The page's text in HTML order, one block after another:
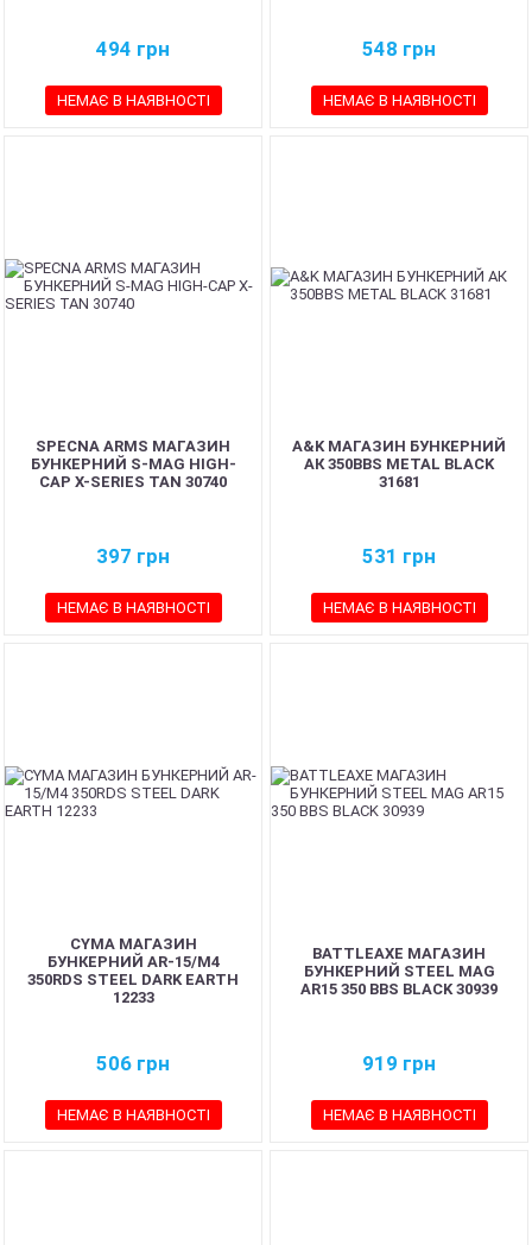
494 грн
НЕМАЄ В НАЯВНОСТІ
548 грн
НЕМАЄ В НАЯВНОСТІ
SPECNA ARMS МАГАЗИН
БУНКЕРНИЙ S-MAG HIGH-
CAP X-SERIES TAN 30740
397 грн
НЕМАЄ В НАЯВНОСТІ
A&K МАГАЗИН БУНКЕРНИЙ
АК 350BBS METAL BLACK
31681
531 грн
НЕМАЄ В НАЯВНОСТІ
CYMA МАГАЗИН
БУНКЕРНИЙ AR-15/M4
350RDS STEEL DARK EARTH
12233
506 грн
НЕМАЄ В НАЯВНОСТІ
BATTLEAXE МАГАЗИН
БУНКЕРНИЙ STEEL MAG
AR15 350 BBS BLACK 30939
919 грн
НЕМАЄ В НАЯВНОСТІ